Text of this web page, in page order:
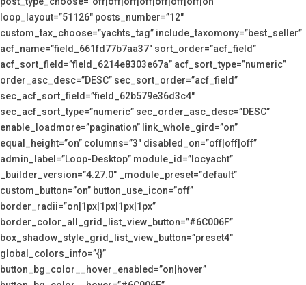
loop_layout=”51126″ posts_number=”12″
custom_tax_choose=”yachts_tag” include_taxomony=”best_seller”
acf_name=”field_661fd77b7aa37″ sort_order=”acf_field”
acf_sort_field=”field_6214e8303e67a” acf_sort_type=”numeric”
order_asc_desc=”DESC” sec_sort_order=”acf_field”
sec_acf_sort_field=”field_62b579e36d3c4″
sec_acf_sort_type=”numeric” sec_order_asc_desc=”DESC”
enable_loadmore=”pagination” link_whole_gird=”on”
equal_height=”on” columns=”3″ disabled_on=”off|off|off”
admin_label=”Loop-Desktop” module_id=”locyacht”
_builder_version=”4.27.0″ _module_preset=”default”
custom_button=”on” button_use_icon=”off”
border_radii=”on|1px|1px|1px|1px”
border_color_all_grid_list_view_button=”#6C006F”
box_shadow_style_grid_list_view_button=”preset4″
global_colors_info=”{}”
button_bg_color__hover_enabled=”on|hover”